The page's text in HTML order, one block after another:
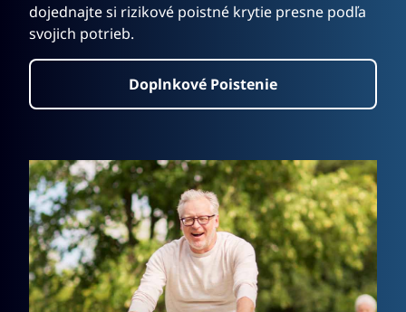
dojednajte si rizikové poistné krytie presne podľa
svojich potrieb.
Doplnkové Poistenie